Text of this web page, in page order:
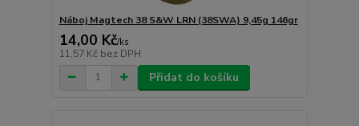
Náboj Magtech 38 S&W LRN (38SWA) 9,45g 146gr
14,00 Kč/ks
11,57 Kč bez DPH
Přidat do košíku